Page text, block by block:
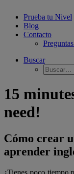
Prueba tu Nivel
Blog
Contacto
Buscar
15
need!
Cómo crear
aprender
¿Tienes poco tiempo